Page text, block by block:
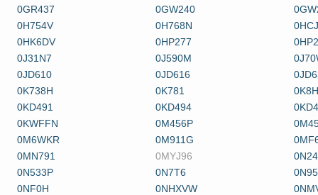
0GR437
0GW240
0H754V
0H768N
0HK6DV
0HP277
0J31N7
0J590M
0JD610
0JD616
0K738H
0K781
0KD491
0KD494
0KWFFN
0M456P
0M6WKR
0M911G
0MN791
0MYJ96
0N533P
0N7T6
0NF0H
0NHXVW